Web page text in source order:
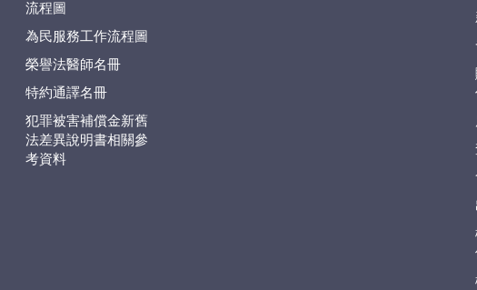
流程圖
為民服務工作流程圖
榮譽法醫師名冊
特約通譯名冊
犯罪被害補償金新舊
法差異說明書相關參
考資料